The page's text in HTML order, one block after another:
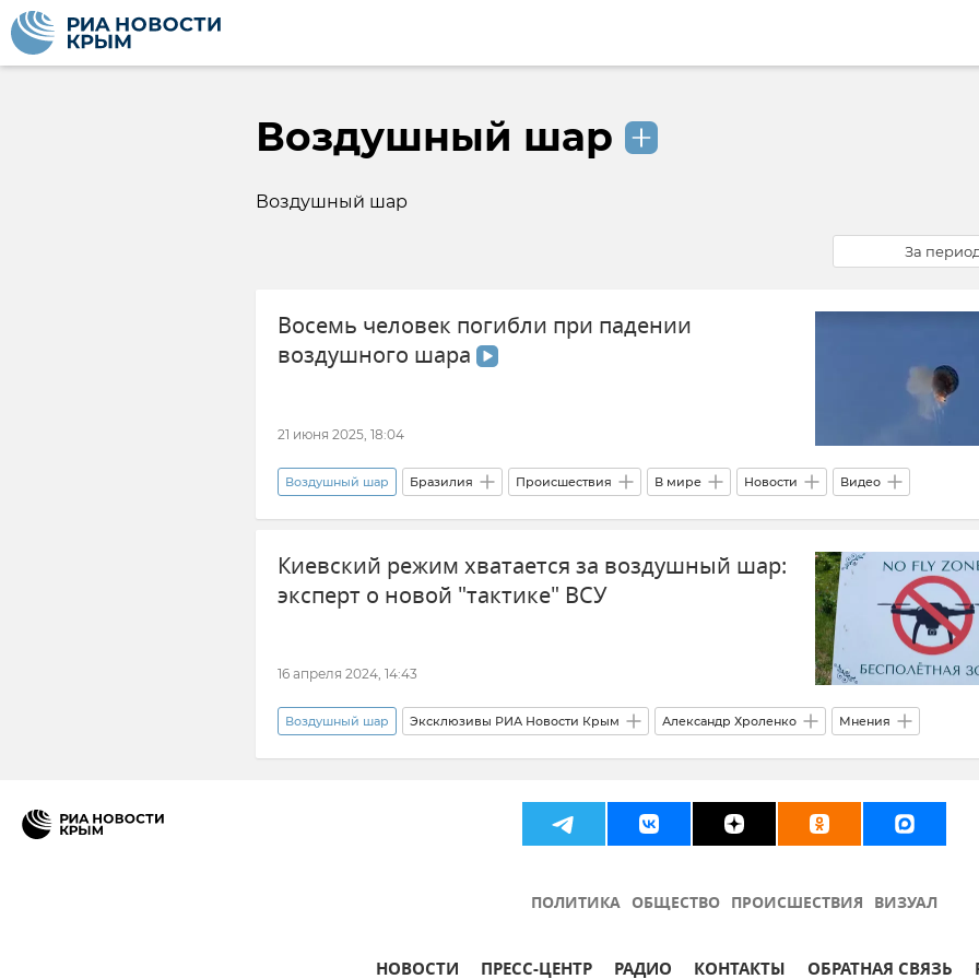
Воздушный шар
Воздушный шар
За
Восемь человек погибли при падении
воздушного шара
21 июня 2025, 18:04
Воздушный шар Бразилия Происшествия В мире Новости Видео
Киевский режим хватается за воздушный шар:
эксперт о новой "тактике" ВСУ
16 апреля 2024, 14:43
Воздушный шар Эксклюзивы РИА Новости Крым Александр Хроленко Мнения
Украина Беспилотник (БПЛА, дрон) ВСУ (Вооруженные силы Украины)
ПОЛИТИКА ОБЩЕСТВО ПРОИСШЕСТВИЯ ВИЗУАЛ
НОВОСТИ ПРЕСС-ЦЕНТР РАДИО КОНТАКТЫ ОБРАТНАЯ СВЯЗЬ